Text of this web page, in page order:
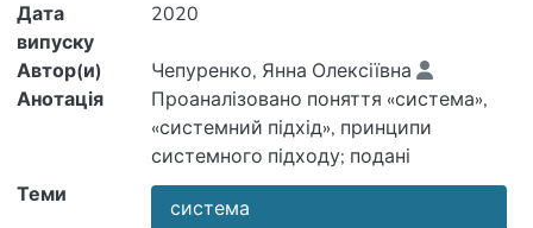
Дата
випуску
2020
Автор(и)
Чепуренко, Янна Олексіївна
Анотація
Проаналізовано поняття «система»,
«системний підхід», принципи
системного підходу; подані
характерні ознаки системних об’єктів.
Визначено риси системного підходу,
Теми
система